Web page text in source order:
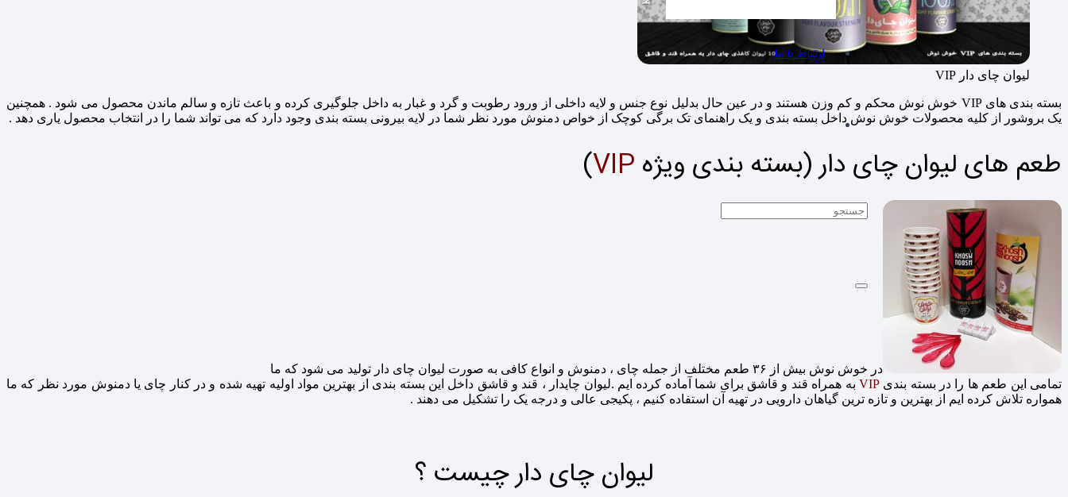
ارتباط با ما
لیوان چای دار VIP
بسته بندی های VIP خوش نوش محکم و کم وزن هستند و در عین حال بدلیل نوع جنس و لایه داخلی از ورود رطوبت و گرد و غبار به داخل جلوگیری کرده و باعث تازه و سالم ماندن محصول می شود . همچنین
یک بروشور از کلیه محصولات خوش نوش داخل بسته بندی و یک راهنمای تک برگی کوچک از خواص دمنوش مورد نظر شما در لایه بیرونی بسته بندی وجود دارد که می تواند شما را در انتخاب محصول یاری دهد .
طعم های لیوان چای دار (بسته بندی ویژه VIP
)
در خوش نوش بیش از ۳۶ طعم مختلف از جمله چای ، دمنوش و انواع کافی به صورت لیوان چای دار تولید می شود که ما
تمامی این طعم ها را در بسته بندیVIP به همراه قند و قاشق برای شما آماده کرده ایم .لیوان چایدار ، قند و قاشق داخل این بسته بندی از بهترین مواد اولیه تهیه شده و در کنار چای یا دمنوش مورد نظر که ما
همواره تلاش کرده ایم از بهترین و تازه ترین گیاهان دارویی در تهیه آن استفاده کنیم ، پکیجی عالی و درجه یک را تشکیل می دهند .
لیوان چای دار چیست ؟